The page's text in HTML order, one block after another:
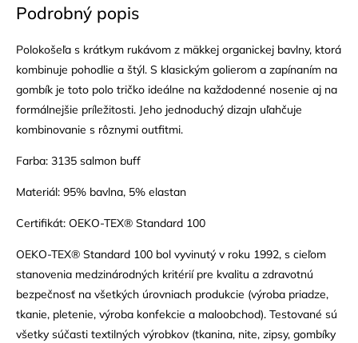
Podrobný popis
Polokošeľa s krátkym rukávom z mäkkej organickej bavlny, ktorá
kombinuje pohodlie a štýl. S klasickým golierom a zapínaním na
gombík je toto polo tričko ideálne na každodenné nosenie aj na
formálnejšie príležitosti. Jeho jednoduchý dizajn uľahčuje
kombinovanie s rôznymi outfitmi.
Farba: 3135 salmon buff
Materiál: 95% bavlna, 5% elastan
Certifikát: OEKO-TEX® Standard 100
OEKO-TEX® Standard 100 bol vyvinutý v roku 1992, s cieľom
stanovenia medzinárodných kritérií pre kvalitu a zdravotnú
bezpečnosť na všetkých úrovniach produkcie (výroba priadze,
tkanie, pletenie, výroba konfekcie a maloobchod). Testované sú
všetky súčasti textilných výrobkov (tkanina, nite, zipsy, gombíky